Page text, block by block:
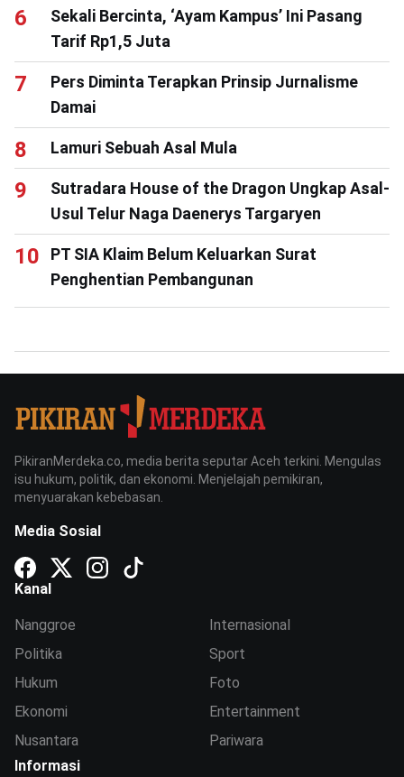
Sekali Bercinta, ‘Ayam Kampus’ Ini Pasang
Tarif Rp1,5 Juta
Pers Diminta Terapkan Prinsip Jurnalisme
Damai
Lamuri Sebuah Asal Mula
Sutradara House of the Dragon Ungkap Asal-
Usul Telur Naga Daenerys Targaryen
PT SIA Klaim Belum Keluarkan Surat
Penghentian Pembangunan
PikiranMerdeka.co, media berita seputar Aceh terkini. Mengulas
isu hukum, politik, dan ekonomi. Menjelajah pemikiran,
menyuarakan kebebasan.
Media Sosial
Kanal
Nanggroe
Politika
Hukum
Ekonomi
Nusantara
Internasional
Sport
Foto
Entertainment
Pariwara
Informasi